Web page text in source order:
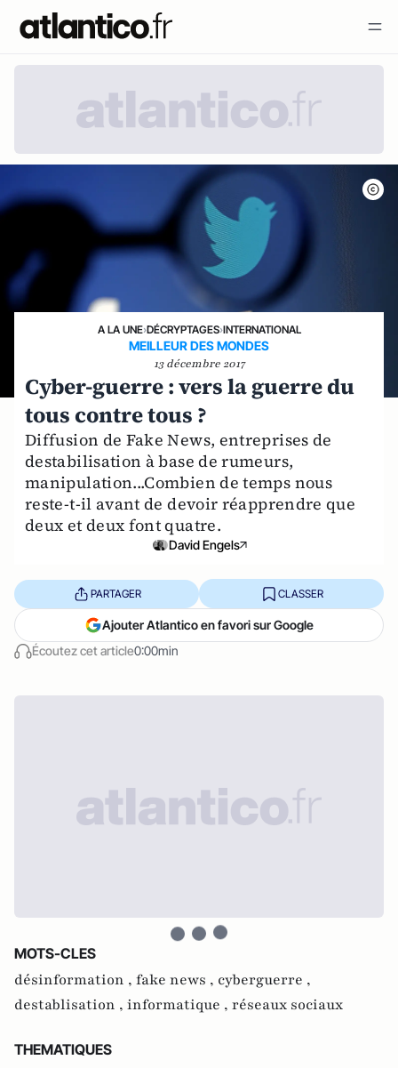
A LA UNE›DÉCRYPTAGES›INTERNATIONAL
MEILLEUR DES MONDES
13 décembre 2017
Cyber-guerre : vers la guerre du
tous contre tous ?
Diffusion de Fake News, entreprises de
destabilisation à base de rumeurs,
manipulation...Combien de temps nous
reste-t-il avant de devoir réapprendre que
deux et deux font quatre.
David Engels
Écoutez cet article0:00min
PARTAGER CLASSER
Ajouter Atlantico en favori sur Google
MOTS-CLES
désinformation , fake news , cyberguerre ,
destablisation , informatique , réseaux sociaux
THEMATIQUES